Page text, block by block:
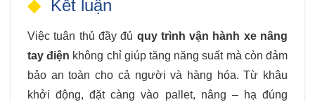
Kết luận
Việc tuân thủ đầy đủ quy trình vận hành xe nâng
tay điện không chỉ giúp tăng năng suất mà còn đảm
bảo an toàn cho cả người và hàng hóa. Từ khâu
khởi động, đặt càng vào pallet, nâng – hạ đúng